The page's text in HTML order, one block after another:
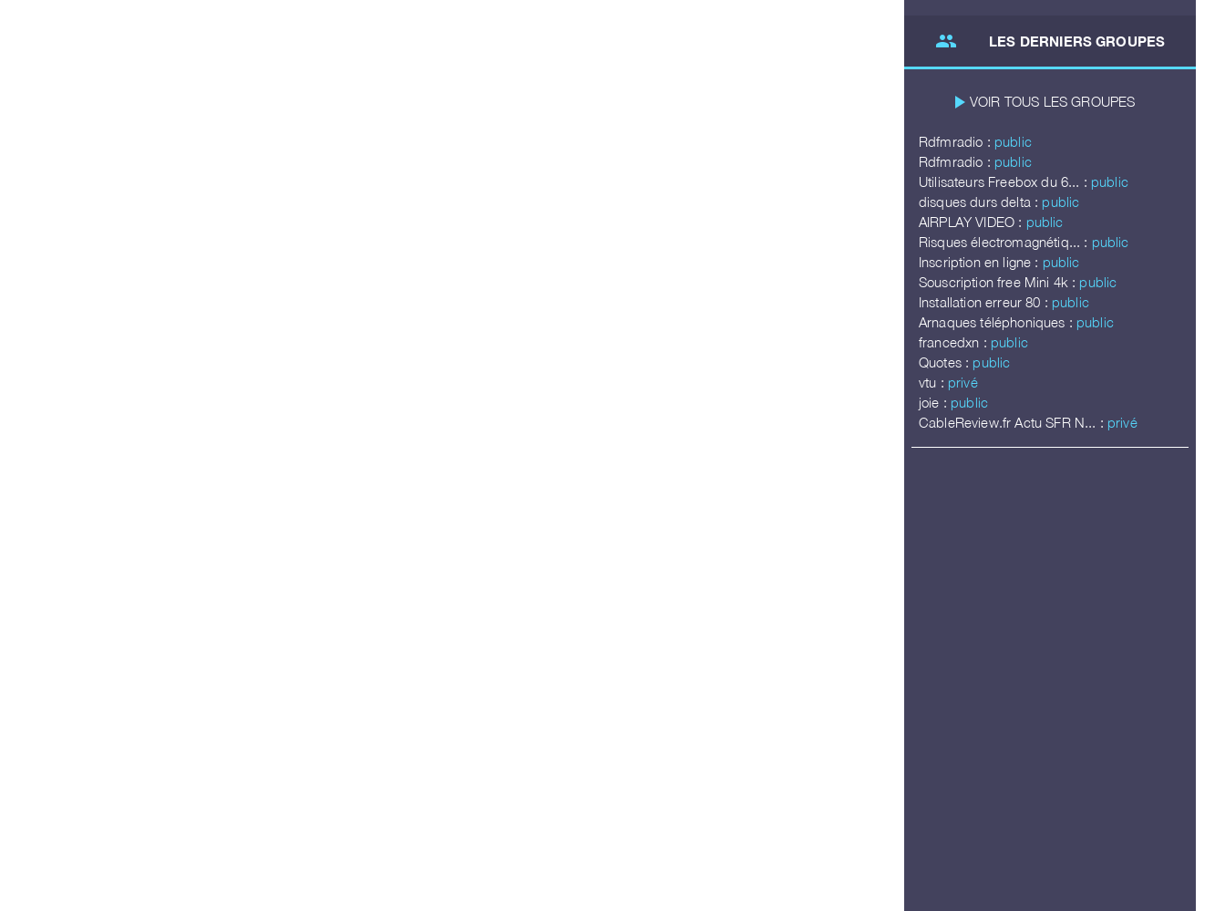
group LES DERNIERS GROUPES
play_arrow VOIR TOUS LES GROUPES
Rdfmradio : public
Rdfmradio : public
Utilisateurs Freebox du 6... : public
disques durs delta : public
AIRPLAY VIDEO : public
Risques électromagnétiq... : public
Inscription en ligne : public
Souscription free Mini 4k : public
Installation erreur 80 : public
Arnaques téléphoniques : public
francedxn : public
Quotes : public
vtu : privé
joie : public
CableReview.fr Actu SFR N... : privé